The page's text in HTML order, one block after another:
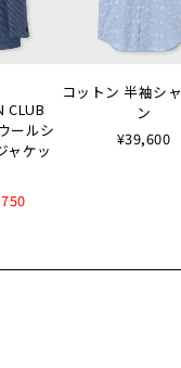
CLUB
ールシ
ャケッ
コットン 半袖シ
ン
¥39,600